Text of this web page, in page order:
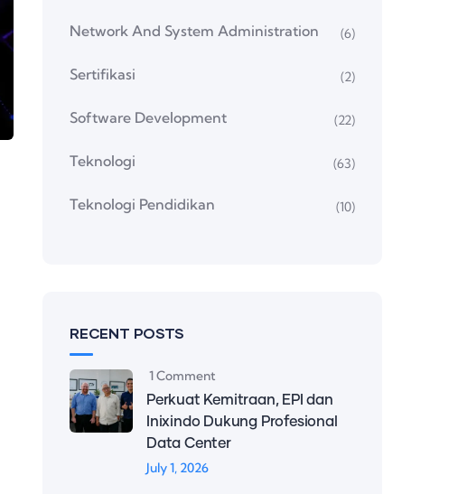
Network And System Administration (6)
Sertifikasi (2)
Software Development (22)
Teknologi (63)
Teknologi Pendidikan (10)
RECENT POSTS
1 Comment
Perkuat Kemitraan, EPI dan
Inixindo Dukung Profesional
Data Center
July 1, 2026